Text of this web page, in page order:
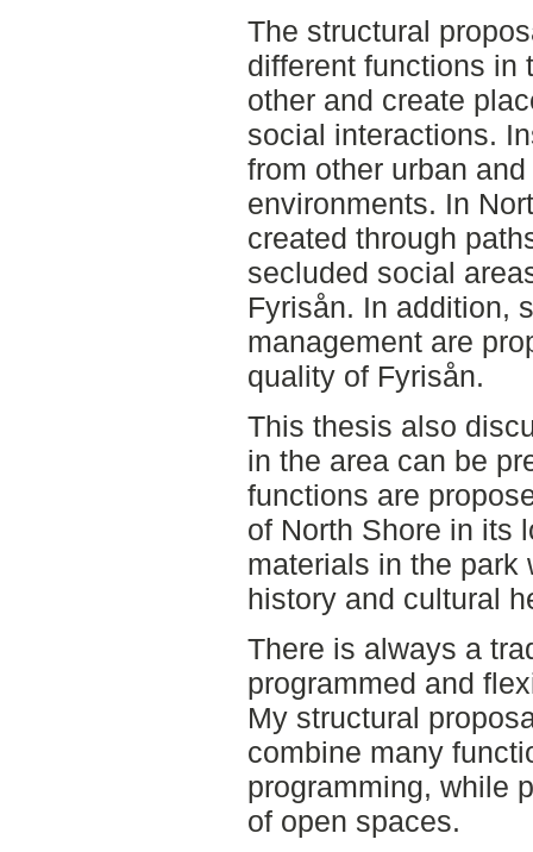
The structural
different functions in
other and create
social interactions.
from other urban
environments. In
created through
secluded social
Fyrisån. In addition,
management are
quality of Fyrisån.
This thesis also
in the area can be
functions are
of North Shore in its
materials in the park
history and cultural
There is always a
programmed and
My structural
combine many
programming, while
of open spaces.